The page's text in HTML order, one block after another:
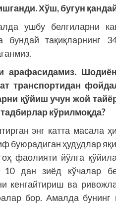
Хўш, бугун
ушбу белгиларни
бундай тақиқларнинг
арафасидамиз.
транспортидан
қўйиш учун жой
кўрилмоқда?
энг катта масала
буюрадиган ҳудудлар
фаолияти йўлга
дан зиёд кўчалар
кенгайтириш ва
бор. Амалда бунинг